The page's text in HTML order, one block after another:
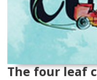
The four leaf